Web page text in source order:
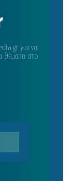
για να
θέματα στο